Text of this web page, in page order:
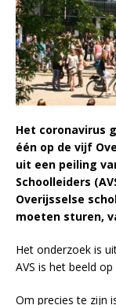
Het coronavirus
één op de vijf
uit een peiling
Schoolleiders
Overijsselse
moeten sturen,
Het onderzoek is
AVS is het beeld
Om precies te zijn